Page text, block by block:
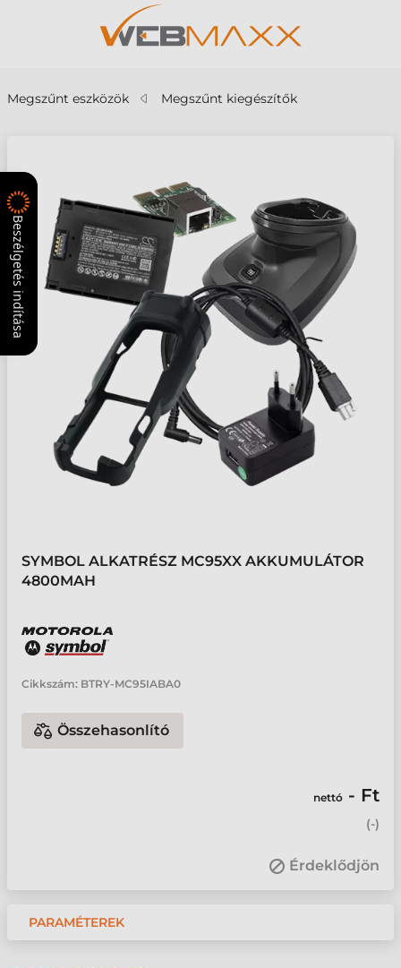
Megszűnt eszközök Megszűnt kiegészítők
SYMBOL ALKATRÉSZ MC95XX AKKUMULÁTOR
4800MAH
Cikkszám: BTRY-MC95IABA0
Összehasonlító
nettó - Ft
(-)
Érdeklődjön
PARAMÉTEREK
Beszélgetés indítása